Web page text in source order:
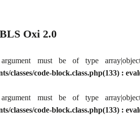
Oxi 2.0
must be of type
classes/code-block.class.php(133) :
must be of type
classes/code-block.class.php(133) :